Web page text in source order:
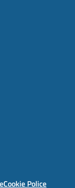
Cookie Police